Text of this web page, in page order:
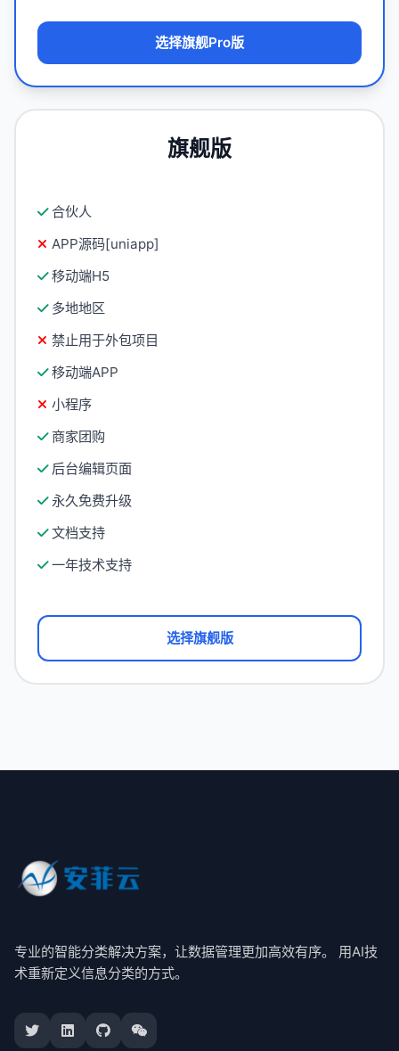
选择旗舰Pro版
旗舰版
合伙人
APP源码[uniapp]
移动端H5
多地地区
禁止用于外包项目
移动端APP
小程序
商家团购
后台编辑页面
永久免费升级
文档支持
一年技术支持
选择旗舰版
专业的智能分类解决方案，让数据管理更加高效有序。 用AI技
术重新定义信息分类的方式。